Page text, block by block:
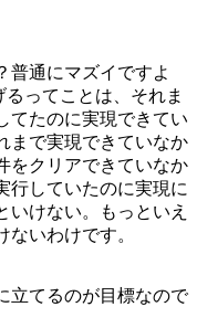
普通にマズイですよ
ってことは、それま
てたのに実現できてい
まで実現できていなか
をクリアできていなか
行していたのに実現に
いけない。もっといえ
いわけです。
立てるのが目標なので